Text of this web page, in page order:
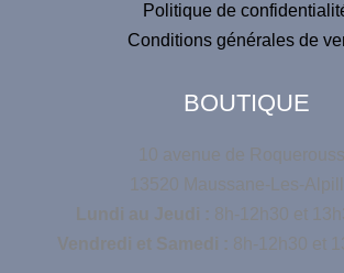
Politique de
Conditions générales de
BOUTIQUE
10 avenue de
13520 Maussane-Les-
Lundi au Jeudi : 8h-12h30 et
Vendredi et Samedi : 8h-12h30 et